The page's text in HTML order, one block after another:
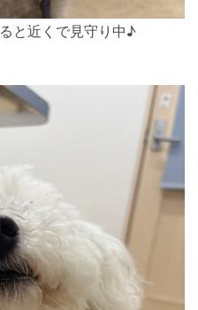
と近くで見守り中♪